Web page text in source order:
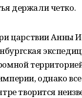
держали четко.
царствии
однако
творится